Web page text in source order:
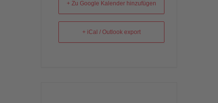
+ Zu Google Kalender hinzufügen
+ iCal / Outlook export